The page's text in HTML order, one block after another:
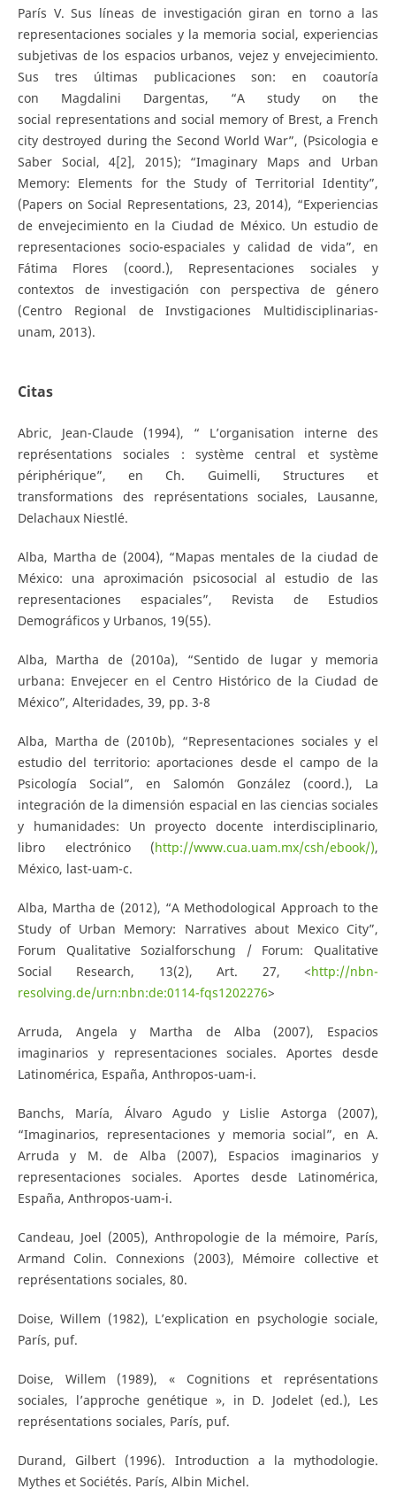
París V. Sus líneas de investigación giran en torno a las
representaciones sociales y la memoria social, experiencias
subjetivas de los espacios urbanos, vejez y envejecimiento.
Sus tres últimas publicaciones son: en coautoría
con Magdalini Dargentas, “A study on the
social representations and social memory of Brest, a French
city destroyed during the Second World War”, (Psicologia e
Saber Social, 4[2], 2015); “Imaginary Maps and Urban
Memory: Elements for the Study of Territorial Identity”,
(Papers on Social Representations, 23, 2014), “Experiencias
de envejecimiento en la Ciudad de México. Un estudio de
representaciones socio-espaciales y calidad de vida”, en
Fátima Flores (coord.), Representaciones sociales y
contextos de investigación con perspectiva de género
(Centro Regional de Invstigaciones Multidisciplinarias-
unam, 2013).
Citas
Abric, Jean-Claude (1994), “ L’organisation interne des
représentations sociales : système central et système
périphérique”, en Ch. Guimelli, Structures et
transformations des représentations sociales, Lausanne,
Delachaux Niestlé.
Alba, Martha de (2004), “Mapas mentales de la ciudad de
México: una aproximación psicosocial al estudio de las
representaciones espaciales”, Revista de Estudios
Demográficos y Urbanos, 19(55).
Alba, Martha de (2010a), “Sentido de lugar y memoria
urbana: Envejecer en el Centro Histórico de la Ciudad de
México”, Alteridades, 39, pp. 3-8
Alba, Martha de (2010b), “Representaciones sociales y el
estudio del territorio: aportaciones desde el campo de la
Psicología Social”, en Salomón González (coord.), La
integración de la dimensión espacial en las ciencias sociales
y humanidades: Un proyecto docente interdisciplinario,
libro electrónico (http://www.cua.uam.mx/csh/ebook/),
México, last-uam-c.
Alba, Martha de (2012), “A Methodological Approach to the
Study of Urban Memory: Narratives about Mexico City”,
Forum Qualitative Sozialforschung / Forum: Qualitative
Social Research, 13(2), Art. 27, <http://nbn-
resolving.de/urn:nbn:de:0114-fqs1202276>
Arruda, Angela y Martha de Alba (2007), Espacios
imaginarios y representaciones sociales. Aportes desde
Latinomérica, España, Anthropos-uam-i.
Banchs, María, Álvaro Agudo y Lislie Astorga (2007),
“Imaginarios, representaciones y memoria social”, en A.
Arruda y M. de Alba (2007), Espacios imaginarios y
representaciones sociales. Aportes desde Latinomérica,
España, Anthropos-uam-i.
Candeau, Joel (2005), Anthropologie de la mémoire, París,
Armand Colin. Connexions (2003), Mémoire collective et
représentations sociales, 80.
Doise, Willem (1982), L’explication en psychologie sociale,
París, puf.
Doise, Willem (1989), « Cognitions et représentations
sociales, l’approche genétique », in D. Jodelet (ed.), Les
représentations sociales, París, puf.
Durand, Gilbert (1996). Introduction a la mythodologie.
Mythes et Sociétés. París, Albin Michel.